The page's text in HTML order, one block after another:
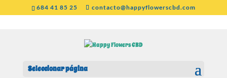
684 41 85 25 contacto@happyflowerscbd.com
Seleccionar página
Inicio / Productos etiquetados “Blonde Hash Hachís”